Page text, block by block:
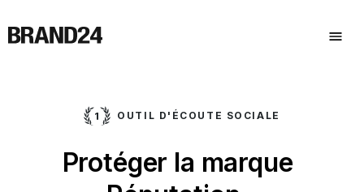
OUTIL D'ÉCOUTE SOCIALE
Protéger la marque.